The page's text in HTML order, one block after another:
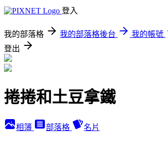
登入
我的部落格 我的部落格後台
我的帳號
登出
捲捲和土豆拿鐵
相簿 部落格 名片